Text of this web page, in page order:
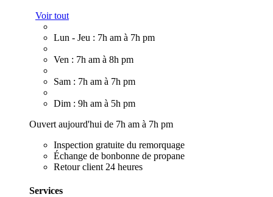
Voir tout
Lun - Jeu : 7h am à 7h pm
Ven : 7h am à 8h pm
Sam : 7h am à 7h pm
Dim : 9h am à 5h pm
Ouvert aujourd'hui de 7h am à 7h pm
Inspection gratuite du remorquage
Échange de bonbonne de propane
Retour client 24 heures
Services